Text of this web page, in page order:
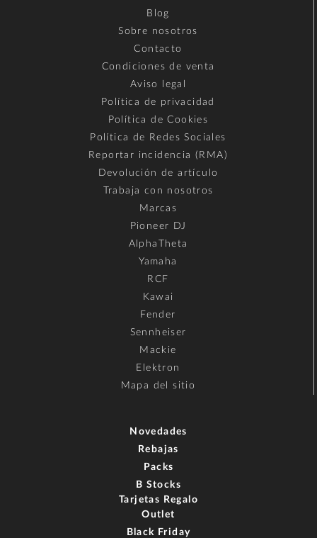
Blog
Sobre nosotros
Contacto
Condiciones de venta
Aviso legal
Política de privacidad
Política de Cookies
Política de Redes Sociales
Reportar incidencia (RMA)
Devolución de artículo
Trabaja con nosotros
Marcas
Pioneer DJ
AlphaTheta
Yamaha
RCF
Kawai
Fender
Sennheiser
Mackie
Elektron
Mapa del sitio
Novedades
Rebajas
Packs
B Stocks
Tarjetas Regalo
Outlet
Black Friday